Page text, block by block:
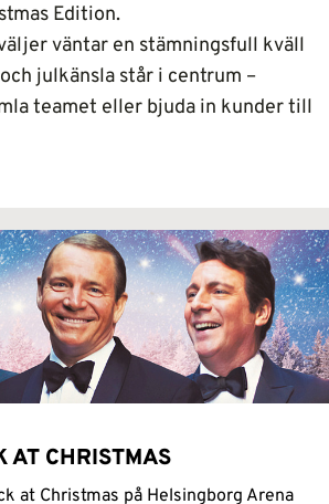
Edition.
väntar en stämningsfull kväll
julkänsla står i centrum –
teamet eller bjuda in kunder till
AT CHRISTMAS
at Christmas på Helsingborg Arena